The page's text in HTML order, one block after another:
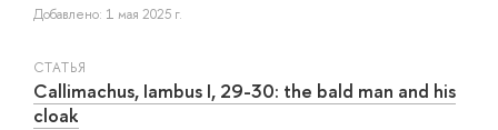
Добавлено: 1 мая 2025 г.
СТАТЬЯ
Callimachus, Iambus I, 29-30: the bald man and his
cloak